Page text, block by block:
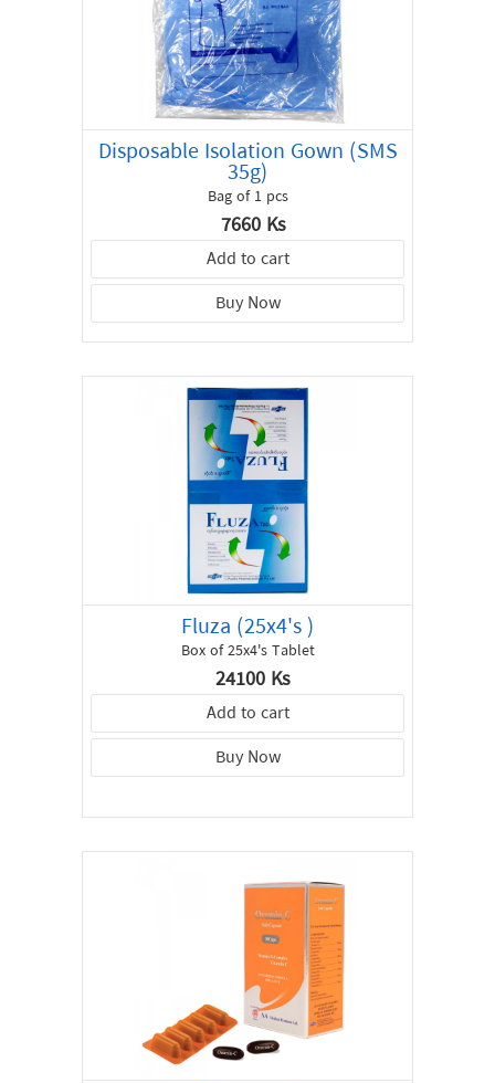
Disposable Isolation Gown (SMS
35g)
Bag of 1 pcs
7660 Ks
Add to cart
Buy Now
Fluza (25x4's )
Box of 25x4's Tablet
24100 Ks
Add to cart
Buy Now